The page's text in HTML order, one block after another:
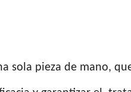
sola pieza de mano,